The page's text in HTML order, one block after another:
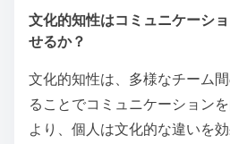
文化的知性はコミュニケーシ
せるか？
文化的知性は、多様なチーム
ることでコミュニケーション
より、個人は文化的な違いを